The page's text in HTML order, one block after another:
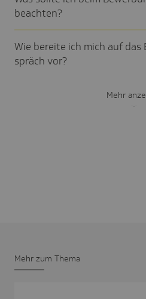
beach­ten?
Wie bereite ich mich auf
spräch vor?
Mehr
Mehr zum Thema